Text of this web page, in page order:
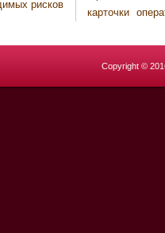
рисков
карточки
Copyright ©